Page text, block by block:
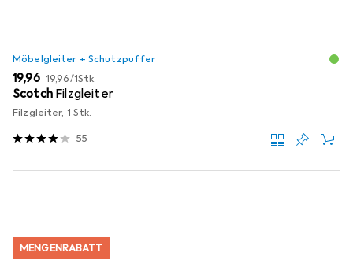
Möbelgleiter + Schutzpuffer
EUR
19,96 EUR
19,96/1Stk.
Scotch Filzgleiter
Filzgleiter, 1 Stk.
55
MENGENRABATT